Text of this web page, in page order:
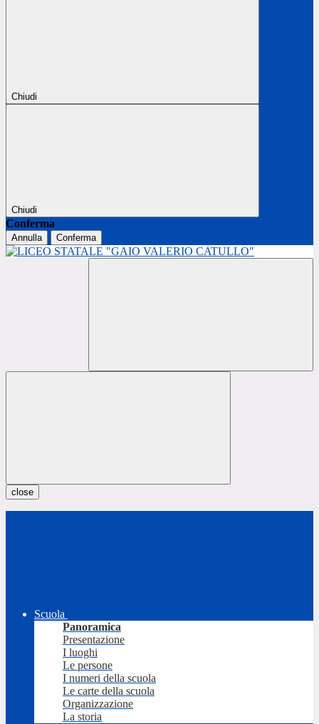
Chiudi
Chiudi
Conferma
Annulla Conferma
close
Scuola
Panoramica
Presentazione
I luoghi
Le persone
I numeri della scuola
Le carte della scuola
Organizzazione
La storia